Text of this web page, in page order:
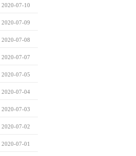
2020-07-10
2020-07-09
2020-07-08
2020-07-07
2020-07-05
2020-07-04
2020-07-03
2020-07-02
2020-07-01